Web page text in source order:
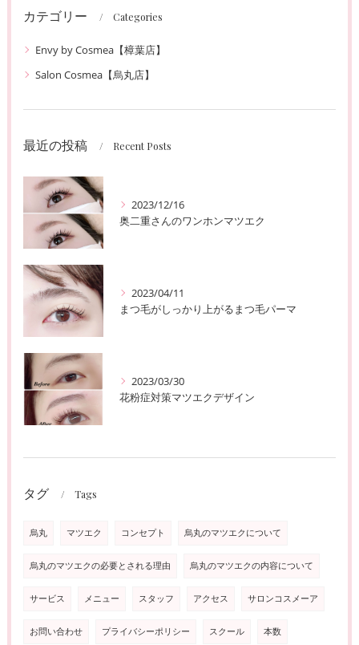
カテゴリー Categories
Envy by Cosmea【樟葉店】
Salon Cosmea【烏丸店】
最近の投稿 Recent Posts
2023/12/16
奥二重さんのワンホンマツエク
2023/04/11
まつ毛がしっかり上がるまつ毛パーマ
2023/03/30
花粉症対策マツエクデザイン
タグ Tags
烏丸 マツエク コンセプト 烏丸のマツエクについて
烏丸のマツエクの必要とされる理由 烏丸のマツエクの内容について
サービス メニュー スタッフ アクセス サロンコスメーア
お問い合わせ プライバシーポリシー スクール 本数